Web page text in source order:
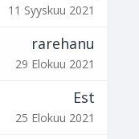
11 Syyskuu 2021
rarehanu
29 Elokuu 2021
Est
25 Elokuu 2021